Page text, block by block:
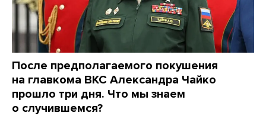
После предполагаемого покушения
на главкома ВКС Александра Чайко
прошло три дня. Что мы знаем
о случившемся?